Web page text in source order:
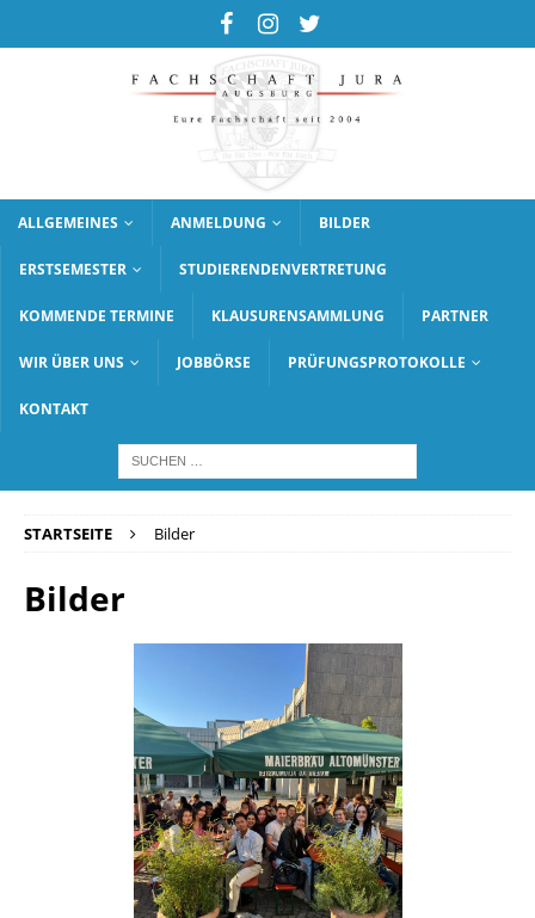
ALLGEMEINES ANMELDUNG BILDER
ERSTSEMESTER STUDIERENDENVERTRETUNG
KOMMENDE TERMINE KLAUSURENSAMMLUNG PARTNER
WIR ÜBER UNS JOBBÖRSE PRÜFUNGSPROTOKOLLE
KONTAKT
STARTSEITE Bilder
Bilder